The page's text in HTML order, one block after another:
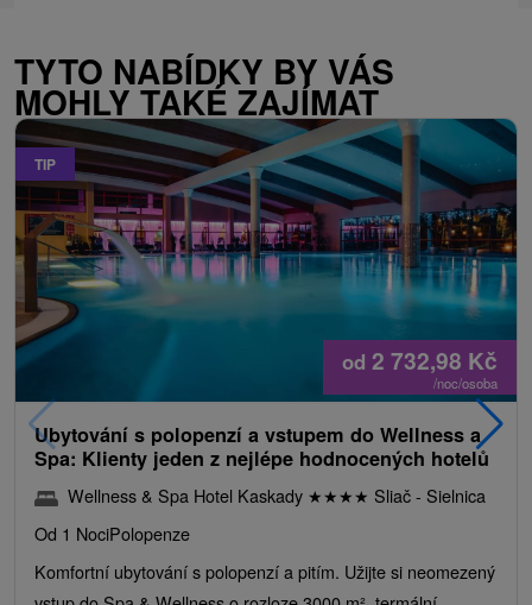
TYTO NABÍDKY BY VÁS
MOHLY TAKÉ ZAJÍMAT
TIP
od 2 732,98 Kč
/noc/osoba
Ubytování s polopenzí a vstupem do Wellness a
Spa: Klienty jeden z nejlépe hodnocených hotelů
Wellness & Spa Hotel Kaskady ★★★★ Sliač - Sielnica
Od 1 NociPolopenze
Komfortní ubytování s polopenzí a pitím. Užijte si neomezený